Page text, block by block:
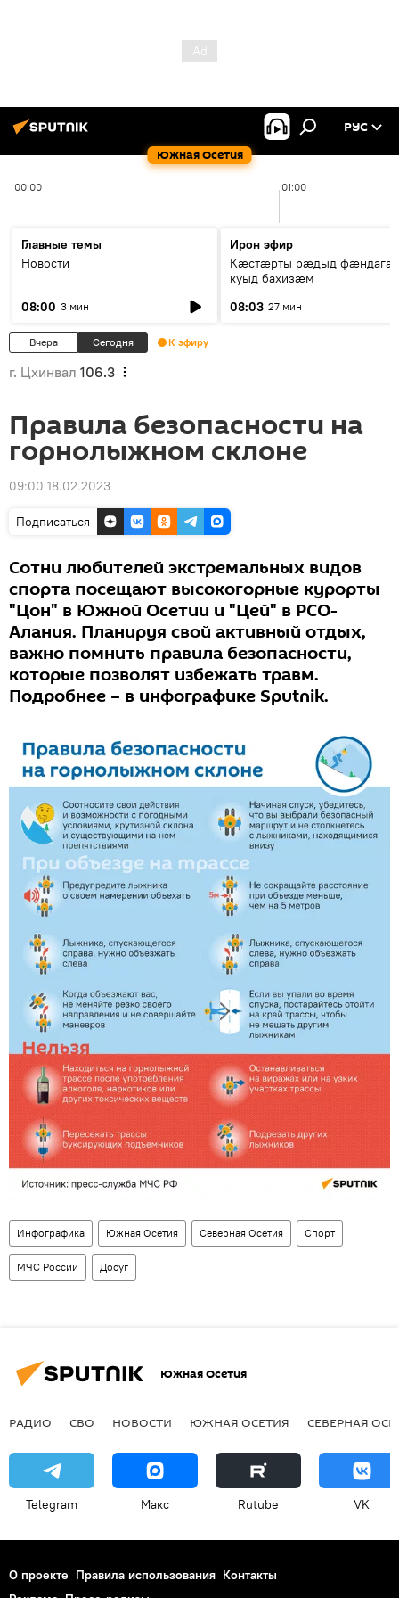
Южная Осетия
РУС
00:00 01:00
Главные темы
Новости
08:00 3 мин
Ирон эфир
Кæстæрты рæдыд
куыд бахизæм
08:03 27 мин
Вчера Сегодня К эфиру
г. Цхинвал 106.3
Правила безопасности на
горнолыжном склоне
09:00 18.02.2023
Подписаться
Сотни любителей экстремальных видов
спорта посещают высокогорные курорты
"Цон" в Южной Осетии и "Цей" в РСО-
Алания. Планируя свой активный отдых,
важно помнить правила безопасности,
которые позволят избежать травм.
Подробнее – в инфографике Sputnik.
Инфографика Южная Осетия Северная Осетия Спорт
МЧС России Досуг
Южная Осетия
РАДИО СВО НОВОСТИ ЮЖНАЯ ОСЕТИЯ СЕВЕРНАЯ
Telegram Макс Rutube VK
О проекте Правила использования Контакты